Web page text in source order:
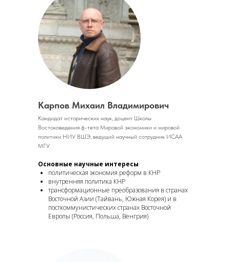
Карпов Михаил Владимирович
Кандидат исторических наук, доцент Школы
Востоковедения ф-тета Мировой экономики и мировой
политики НИУ ВШЭ, ведущий научный сотрудник ИСАА
МГУ
Основные научные интересы
политическая экономия реформ в КНР
внутренняя политика КНР
трансформационные преобразования в странах
Восточной Азии (Тайвань, Южная Корея) и в
посткоммунистических странах Восточной
Европы (Россия, Польша, Венгрия)